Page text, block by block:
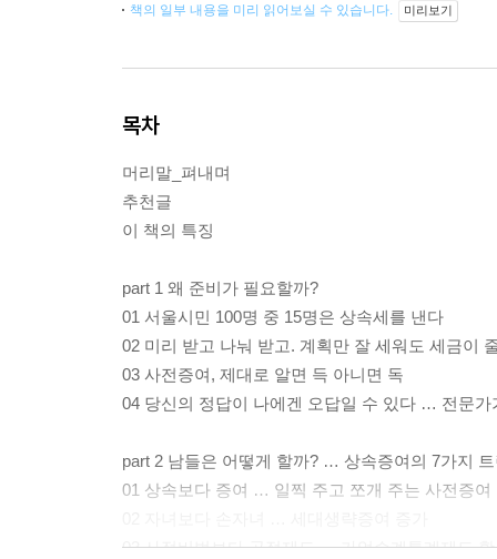
책의 일부 내용을 미리 읽어보실 수 있습니다. 미리보기
목차
머리말_펴내며
추천글
이 책의 특징
part 1 왜 준비가 필요할까?
01 서울시민 100명 중 15명은 상속세를 낸다
02 미리 받고 나눠 받고. 계획만 잘 세워도 세금이
03 사전증여, 제대로 알면 득 아니면 독
04 당신의 정답이 나에겐 오답일 수 있다 … 전문가
part 2 남들은 어떻게 할까? … 상속증여의 7가지
01 상속보다 증여 … 일찍 주고 쪼개 주는 사전증여
03 사적비법보다 공적제도 … 가업승계특례제도